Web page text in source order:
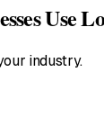
Use
industry.